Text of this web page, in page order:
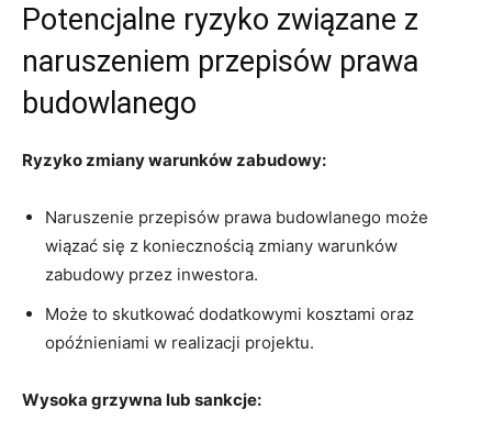
Potencjalne ryzyko związane ⁣z
naruszeniem przepisów prawa
‍budowlanego
Ryzyko zmiany warunków zabudowy:
Naruszenie​ przepisów prawa budowlanego ⁣może
wiązać ⁤się z koniecznością zmiany warunków
zabudowy przez ⁤inwestora.
Może to skutkować dodatkowymi kosztami⁤ oraz
opóźnieniami w realizacji projektu.
Wysoka grzywna lub sankcje: